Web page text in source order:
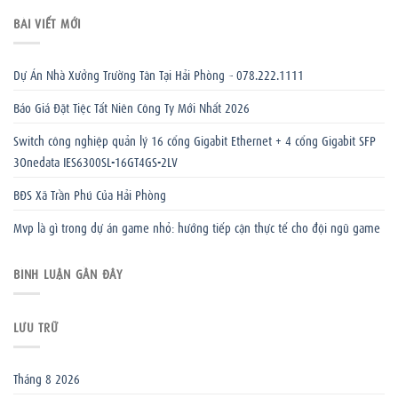
BÀI VIẾT MỚI
Dự Án Nhà Xưởng Trường Tân Tại Hải Phòng – 078.222.1111
Báo Giá Đặt Tiệc Tất Niên Công Ty Mới Nhất 2026
Switch công nghiệp quản lý 16 cổng Gigabit Ethernet + 4 cổng Gigabit SFP
3Onedata IES6300SL-16GT4GS-2LV
BĐS Xã Trần Phú Của Hải Phòng
Mvp là gì trong dự án game nhỏ: hướng tiếp cận thực tế cho đội ngũ game
BÌNH LUẬN GẦN ĐÂY
LƯU TRỮ
Tháng 8 2026